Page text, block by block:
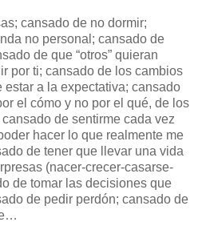
cansado de no dormir;
no personal; cansado de
de que “otros” quieran
por ti; cansado de los cambios
estar a la expectativa; cansado
el cómo y no por el qué, de los
de sentirme cada vez
hacer lo que realmente me
de tener que llevar una vida
(nacer-crecer-casarse-
de tomar las decisiones que
de pedir perdón; cansado de